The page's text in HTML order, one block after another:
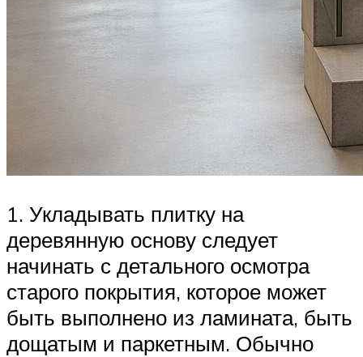
1. Укладывать плитку на
деревянную основу следует
начинать с детального осмотра
старого покрытия, которое может
быть выполнено из ламината, быть
дощатым и паркетным. Обычно